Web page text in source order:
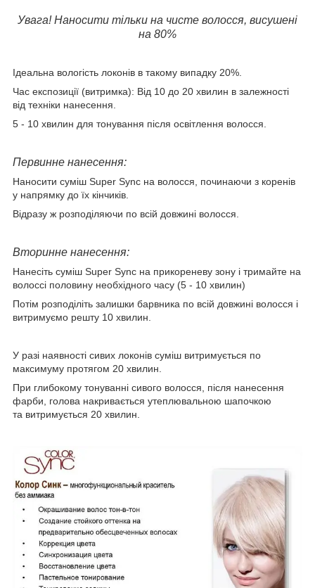
Увага! Наносити тільки на чисте волосся, висушені
на 80%
Ідеальна вологість локонів в такому випадку 20%.
Час експозиції (витримка): Від 10 до 20 хвилин в залежності
від техніки нанесення.
5 - 10 хвилин для тонування після освітлення волосся.
Первинне нанесення:
Наносити суміш Super Sync на волосся, починаючи з коренів
у напрямку до їх кінчиків.
Відразу ж розподіляючи по всій довжині волосся.
Вторинне нанесення:
Нанесіть суміш Super Sync на прикореневу зону і тримайте на
волоссі половину необхідного часу (5 - 10 хвилин)
Потім розподіліть залишки барвника по всій довжині волосся і
витримуємо решту 10 хвилин.
У разі наявності сивих локонів суміш витримується по
максимуму протягом 20 хвилин.
При глибокому тонуванні сивого волосся, після нанесення
фарби, голова накривається утеплювальною шапочкою
та витримується 20 хвилин.